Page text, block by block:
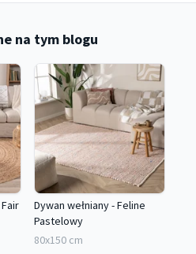
na tym blogu
Dywan wełniany - Feline
Pastelowy
80x150 cm